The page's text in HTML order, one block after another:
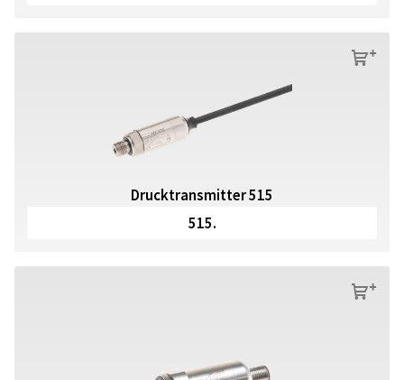
s
Drucktransmitter 515
515.
s